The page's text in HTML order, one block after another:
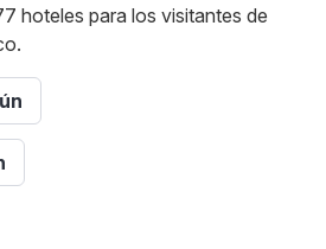
hoteles para los visitantes de